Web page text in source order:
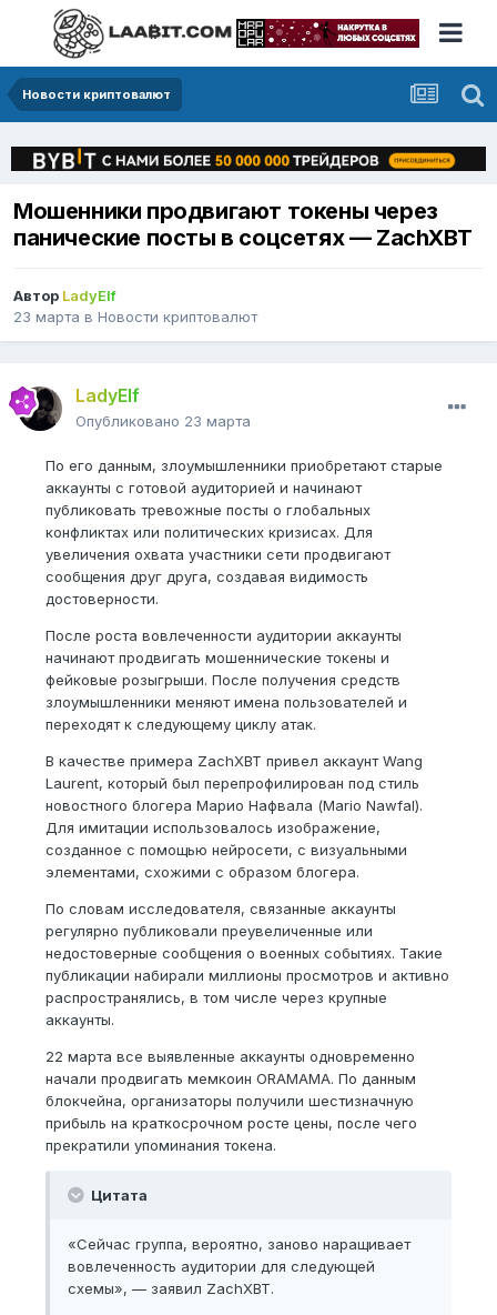
Новости криптовалют
Мошенники продвигают токены через
панические посты в соцсетях — ZachXBT
Автор LadyElf
23 марта в Новости криптовалют
LadyElf
Опубликовано 23 марта
По его данным, злоумышленники приобретают старые
аккаунты с готовой аудиторией и начинают
публиковать тревожные посты о глобальных
конфликтах или политических кризисах. Для
увеличения охвата участники сети продвигают
сообщения друг друга, создавая видимость
достоверности.
После роста вовлеченности аудитории аккаунты
начинают продвигать мошеннические токены и
фейковые розыгрыши. После получения средств
злоумышленники меняют имена пользователей и
переходят к следующему циклу атак.
В качестве примера ZachXBT привел аккаунт Wang
Laurent, который был перепрофилирован под стиль
новостного блогера Марио Нафвала (Mario Nawfal).
Для имитации использовалось изображение,
созданное с помощью нейросети, с визуальными
элементами, схожими с образом блогера.
По словам исследователя, связанные аккаунты
регулярно публиковали преувеличенные или
недостоверные сообщения о военных событиях. Такие
публикации набирали миллионы просмотров и активно
распространялись, в том числе через крупные
аккаунты.
22 марта все выявленные аккаунты одновременно
начали продвигать мемкоин ORAMAMA. По данным
блокчейна, организаторы получили шестизначную
прибыль на краткосрочном росте цены, после чего
прекратили упоминания токена.
Цитата
«Сейчас группа, вероятно, заново наращивает
вовлеченность аудитории для следующей
схемы», — заявил ZachXBT.